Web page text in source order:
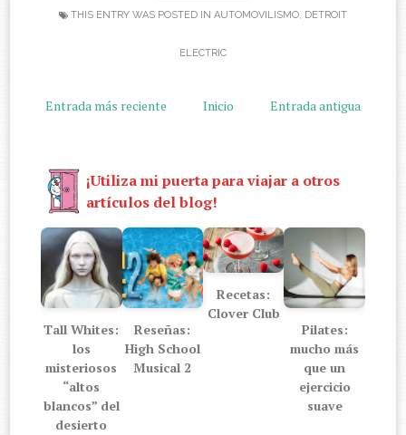
THIS ENTRY WAS POSTED IN AUTOMOVILISMO, DETROIT
ELECTRIC
Entrada más reciente Entrada antigua
Inicio
¡Utiliza mi puerta para viajar a otros
artículos del blog!
Tall Whites:
los
misteriosos
“altos
blancos” del
desierto
Reseñas:
High School
Musical 2
Recetas:
Clover Club
Pilates:
mucho más
que un
ejercicio
suave